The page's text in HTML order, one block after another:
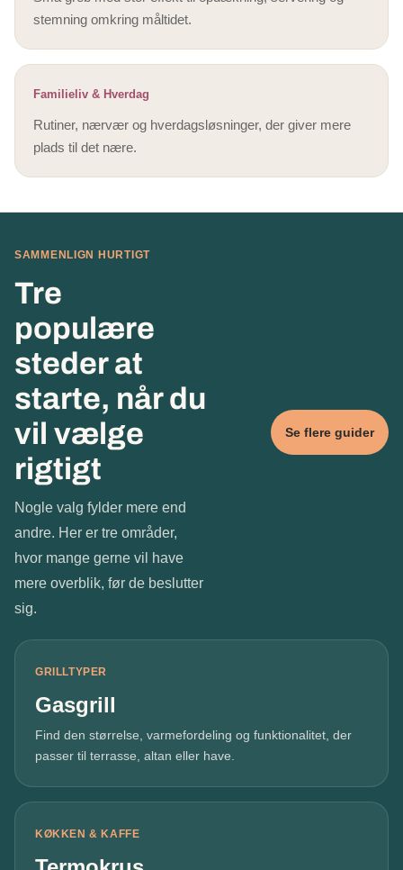
stemning omkring måltidet.
Familieliv & Hverdag
Rutiner, nærvær og hverdagsløsninger, der giver mere
plads til det nære.
SAMMENLIGN HURTIGT
Tre
populære
steder at
starte, når du
vil vælge
rigtigt
Nogle valg fylder mere end
andre. Her er tre områder,
hvor mange gerne vil have
mere overblik, før de beslutter
sig.
Se flere guider
GRILLTYPER
Gasgrill
Find den størrelse, varmefordeling og funktionalitet, der
passer til terrasse, altan eller have.
KØKKEN & KAFFE